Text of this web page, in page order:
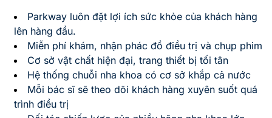
Parkway luôn đặt lợi ích sức khỏe của khách hàng
lên hàng đầu.
Miễn phí khám, nhận phác đồ điều trị và chụp phim
Cơ sở vật chất hiện đại, trang thiết bị tối tân
Hệ thống chuỗi nha khoa có cơ sở khắp cả nước
Mỗi bác sĩ sẽ theo dõi khách hàng xuyên suốt quá
trình điều trị